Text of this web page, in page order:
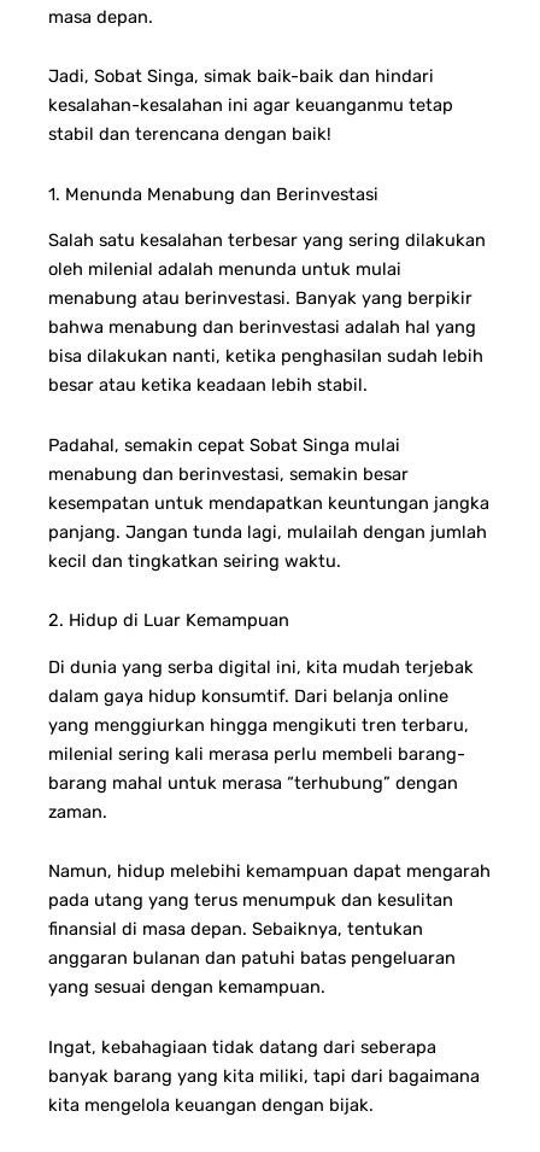
masa depan.
Jadi, Sobat Singa, simak baik-baik dan hindari
kesalahan-kesalahan ini agar keuanganmu tetap
stabil dan terencana dengan baik!
1. Menunda Menabung dan Berinvestasi
Salah satu kesalahan terbesar yang sering dilakukan
oleh milenial adalah menunda untuk mulai
menabung atau berinvestasi. Banyak yang berpikir
bahwa menabung dan berinvestasi adalah hal yang
bisa dilakukan nanti, ketika penghasilan sudah lebih
besar atau ketika keadaan lebih stabil.
Padahal, semakin cepat Sobat Singa mulai
menabung dan berinvestasi, semakin besar
kesempatan untuk mendapatkan keuntungan jangka
panjang. Jangan tunda lagi, mulailah dengan jumlah
kecil dan tingkatkan seiring waktu.
2. Hidup di Luar Kemampuan
Di dunia yang serba digital ini, kita mudah terjebak
dalam gaya hidup konsumtif. Dari belanja online
yang menggiurkan hingga mengikuti tren terbaru,
milenial sering kali merasa perlu membeli barang-
barang mahal untuk merasa “terhubung” dengan
zaman.
Namun, hidup melebihi kemampuan dapat mengarah
pada utang yang terus menumpuk dan kesulitan
finansial di masa depan. Sebaiknya, tentukan
anggaran bulanan dan patuhi batas pengeluaran
yang sesuai dengan kemampuan.
Ingat, kebahagiaan tidak datang dari seberapa
banyak barang yang kita miliki, tapi dari bagaimana
kita mengelola keuangan dengan bijak.